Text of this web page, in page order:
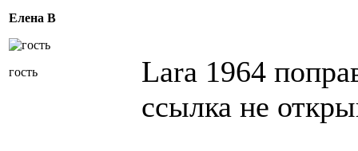
Елена В
гость
Lara 1964
ссылка не